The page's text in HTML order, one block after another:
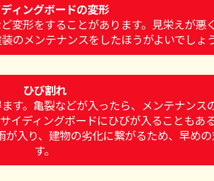
ィングボードの変形
変形をすることがあります。見栄えが悪
のメンテナンスをしたほうがよいでしょう
ひび割れ
す。亀裂などが入ったら、メンテナンス
イディングボードにひびが入ることもあ
入り、建物の劣化に繋がるため、早め
す。